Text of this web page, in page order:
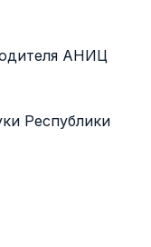
АНИЦ
Республики